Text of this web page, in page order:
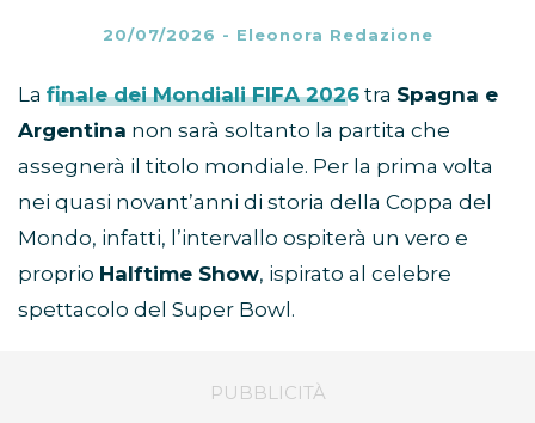
20/07/2026 - Eleonora Redazione
La finale dei Mondiali FIFA 2026 tra Spagna e
Argentina non sarà soltanto la partita che
assegnerà il titolo mondiale. Per la prima volta
nei quasi novant’anni di storia della Coppa del
Mondo, infatti, l’intervallo ospiterà un vero e
proprio Halftime Show, ispirato al celebre
spettacolo del Super Bowl.